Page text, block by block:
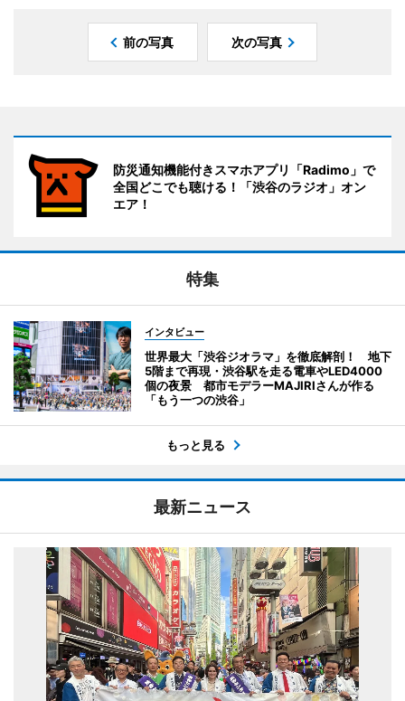
前の写真 次の写真
防災通知機能付きスマホアプリ「Radimo」で
全国どこでも聴ける！「渋谷のラジオ」オン
エア！
特集
インタビュー
世界最大「渋谷ジオラマ」を徹底解剖！ 地下
5階まで再現・渋谷駅を走る電車やLED4000
個の夜景 都市モデラーMAJIRIさんが作る
「もう一つの渋谷」
もっと見る
最新ニュース